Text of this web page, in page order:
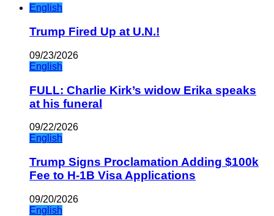
English
Trump Fired Up at U.N.!
09/23/2026
English
FULL: Charlie Kirk’s widow Erika speaks
at his funeral
09/22/2026
English
Trump Signs Proclamation Adding $100k
Fee to H-1B Visa Applications
09/20/2026
English